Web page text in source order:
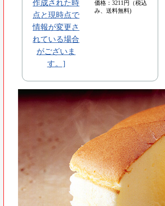
価格：3211円（税込
み、送料無料)